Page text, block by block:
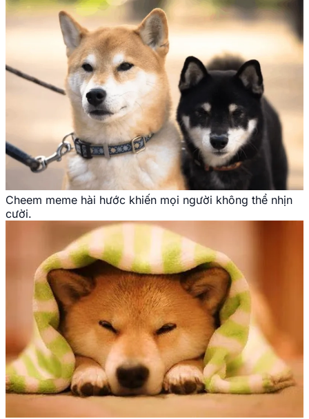
Cheem meme hài hước khiến mọi người không thể nhịn
cười.